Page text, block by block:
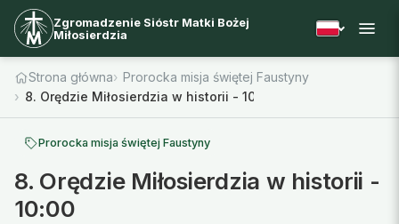
Zgromadzenie Sióstr Matki Bożej
Miłosierdzia
Strona główna
Prorocka misja świętej Faustyny
8. Orędzie Miłosierdzia w historii - 10:00
Prorocka misja świętej Faustyny
8. Orędzie Miłosierdzia w historii -
10:00